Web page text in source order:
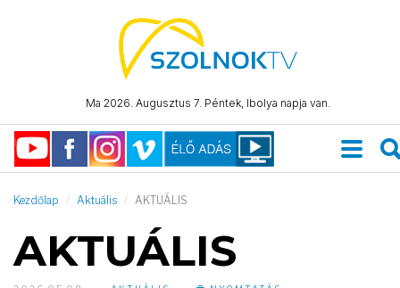
Ma 2026. Augusztus 7. Péntek, Ibolya napja van.
Kezdőlap Aktuális AKTUÁLIS
AKTUÁLIS